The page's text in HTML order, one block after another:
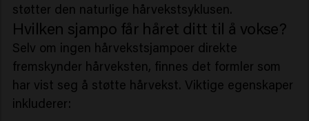
støtter den naturlige hårvekstsyklusen.
Hvilken sjampo får håret ditt til å vokse?
Selv om ingen hårvekstsjampoer direkte
fremskynder hårveksten, finnes det formler som
har vist seg å støtte hårvekst. Viktige egenskaper
inkluderer: